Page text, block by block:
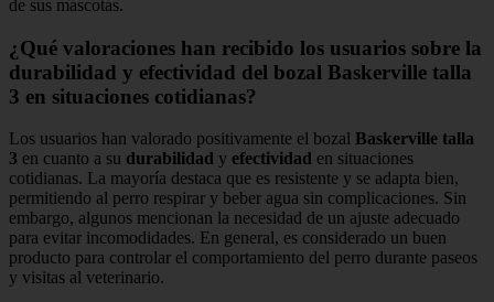
de sus mascotas.
¿Qué valoraciones han recibido los usuarios sobre la
durabilidad y efectividad del bozal Baskerville talla
3 en situaciones cotidianas?
Los usuarios han valorado positivamente el bozal Baskerville talla
3 en cuanto a su durabilidad y efectividad en situaciones
cotidianas. La mayoría destaca que es resistente y se adapta bien,
permitiendo al perro respirar y beber agua sin complicaciones. Sin
embargo, algunos mencionan la necesidad de un ajuste adecuado
para evitar incomodidades. En general, es considerado un buen
producto para controlar el comportamiento del perro durante paseos
y visitas al veterinario.